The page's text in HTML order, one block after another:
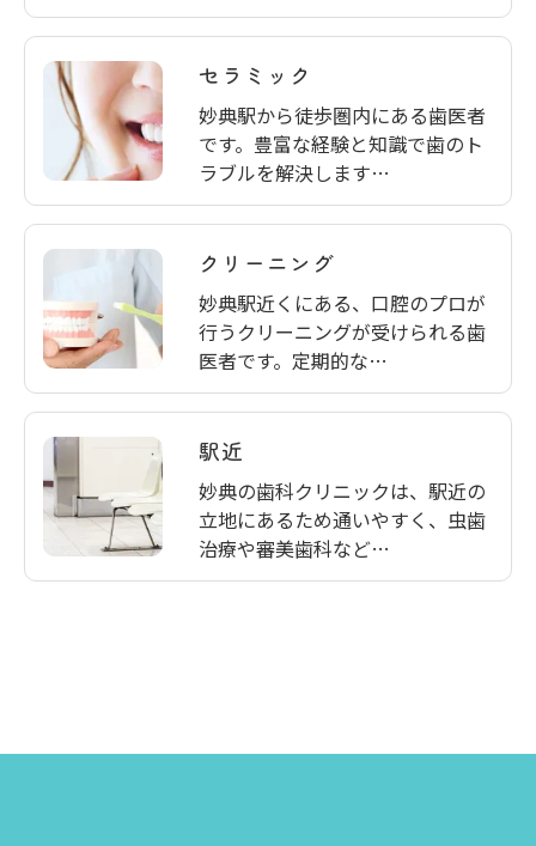
セラミック
妙典駅から徒歩圏内にある歯医者
です。豊富な経験と知識で歯のト
ラブルを解決します…
クリーニング
妙典駅近くにある、口腔のプロが
行うクリーニングが受けられる歯
医者です。定期的な…
駅近
妙典の歯科クリニックは、駅近の
立地にあるため通いやすく、虫歯
治療や審美歯科など…